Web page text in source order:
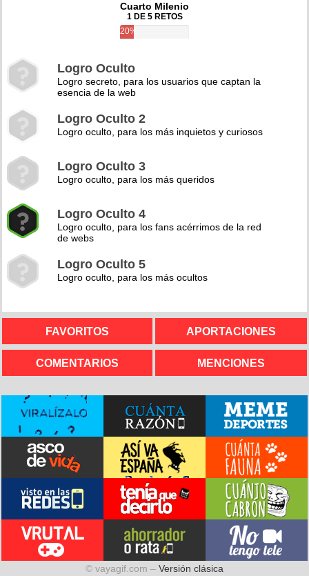
Cuarto Milenio
1 DE 5 RETOS
20%
Logro Oculto
Logro secreto, para los usuarios que captan la
esencia de la web
Logro Oculto 2
Logro oculto, para los más inquietos y curiosos
Logro Oculto 3
Logro oculto, para los más queridos
Logro Oculto 4
Logro oculto, para los fans acérrimos de la red
de webs
Logro Oculto 5
Logro oculto, para los más ocultos
FAVORITOS APORTACIONES
COMENTARIOS MENCIONES
© vayagif.com – Versión clásica